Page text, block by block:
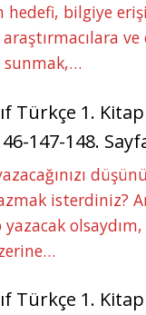
hedefi, bilgiye
sunmak,…
Türkçe 1.
147-148.
isterdiniz?
Türkçe 1.